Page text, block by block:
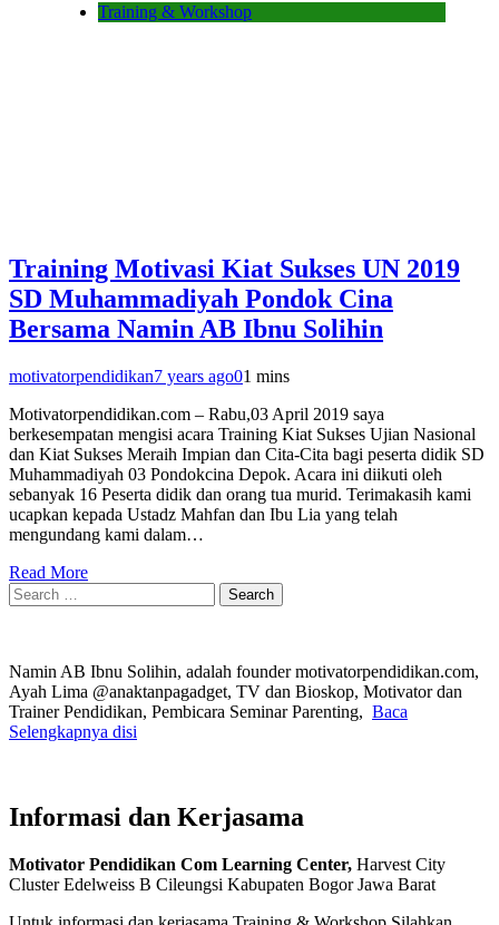
Training & Workshop
Training Motivasi Kiat Sukses UN 2019
SD Muhammadiyah Pondok Cina
Bersama Namin AB Ibnu Solihin
motivatorpendidikan7 years ago01 mins
Motivatorpendidikan.com – Rabu,03 April 2019 saya
berkesempatan mengisi acara Training Kiat Sukses Ujian Nasional
dan Kiat Sukses Meraih Impian dan Cita-Cita bagi peserta didik SD
Muhammadiyah 03 Pondokcina Depok. Acara ini diikuti oleh
sebanyak 16 Peserta didik dan orang tua murid. Terimakasih kami
ucapkan kepada Ustadz Mahfan dan Ibu Lia yang telah
mengundang kami dalam…
Read More
Search
for:
Namin AB Ibnu Solihin, adalah founder motivatorpendidikan.com,
Ayah Lima @anaktanpagadget, TV dan Bioskop, Motivator dan
Trainer Pendidikan, Pembicara Seminar Parenting, Baca
Selengkapnya disi
Informasi dan Kerjasama
Motivator Pendidikan Com Learning Center, Harvest City
Cluster Edelweiss B Cileungsi Kabupaten Bogor Jawa Barat